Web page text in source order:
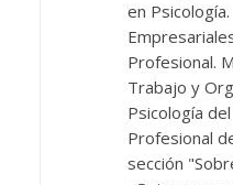
en
Profesional.
Trabajo y
Psicología
Profesional
sección